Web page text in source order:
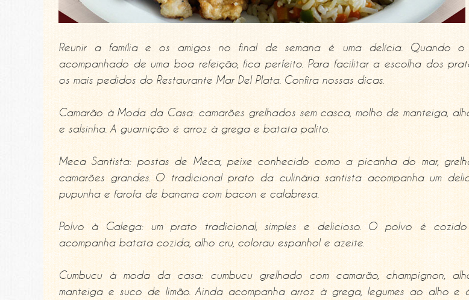
Reunir a família e os amigos no final de semana é uma delícia. Quando o
acompanhado de uma boa refeição, fica perfeito. Para facilitar a escolha dos
os mais pedidos do Restaurante Mar Del Plata. Confira nossas dicas.
Camarão à Moda da Casa: camarões grelhados sem casca, molho de manteiga,
e salsinha. A guarnição é arroz à grega e batata palito.
Meca Santista: postas de Meca, peixe conhecido como a picanha do mar,
camarões grandes. O tradicional prato da culinária santista acompanha um
pupunha e farofa de banana com bacon e calabresa.
Polvo à Galega: um prato tradicional, simples e delicioso. O polvo é
acompanha batata cozida, alho cru, colorau espanhol e azeite.
Cumbucu à moda da casa: cumbucu grelhado com camarão, champignon,
manteiga e suco de limão. Ainda acompanha arroz à grega, legumes ao alho e